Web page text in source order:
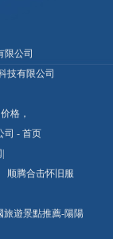
限公司
技有限公司
格，
司 - 首页
顺腾合击怀旧服
旅遊景點推薦​-陽陽